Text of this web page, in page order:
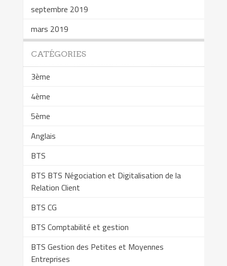
septembre 2019
mars 2019
CATÉGORIES
3ème
4ème
5ème
Anglais
BTS
BTS BTS Négociation et Digitalisation de la
Relation Client
BTS CG
BTS Comptabilité et gestion
BTS Gestion des Petites et Moyennes
Entreprises